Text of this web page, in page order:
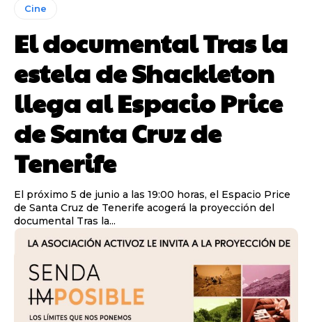
Cine
El documental Tras la
estela de Shackleton
llega al Espacio Price
de Santa Cruz de
Tenerife
El próximo 5 de junio a las 19:00 horas, el Espacio Price
de Santa Cruz de Tenerife acogerá la proyección del
documental Tras la...